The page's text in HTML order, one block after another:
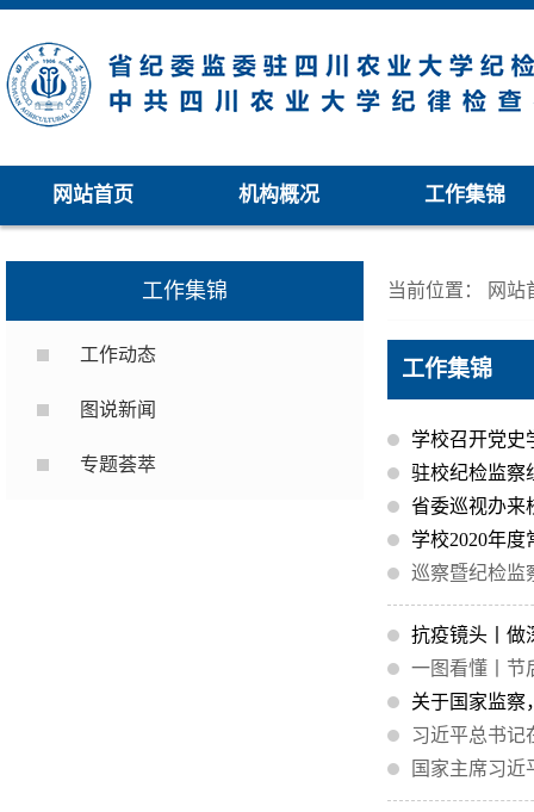
网站首页 机构概况 工作集锦
工作集锦
工作动态
图说新闻
专题荟萃
当前位置： 网站
工作集锦
学校召开党史
驻校纪检监察
省委巡视办来
学校2020年
巡察暨纪检监
抗疫镜头丨做
一图看懂丨节
关于国家监察
习近平总书记
国家主席习近